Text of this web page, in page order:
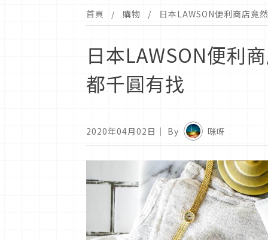
首頁 購物 日本LAWSON便利商店竟
日本LAWSON便利
都千圓有找
2020年04月02日 ｜ By 咪呀